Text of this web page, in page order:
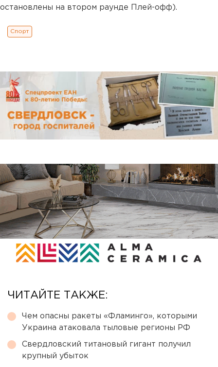
остановлены на втором раунде Плей-офф).
Спорт
ЧИТАЙТЕ ТАКЖЕ:
Чем опасны ракеты «Фламинго», которыми
Украина атаковала тыловые регионы РФ
Свердловский титановый гигант получил
крупный убыток